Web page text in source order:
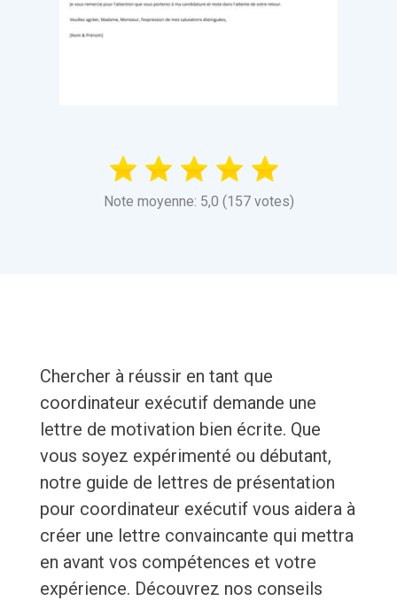
Note moyenne: 5,0 (157 votes)
Chercher à réussir en tant que
coordinateur exécutif demande une
lettre de motivation bien écrite. Que
vous soyez expérimenté ou débutant,
notre guide de lettres de présentation
pour coordinateur exécutif vous aidera à
créer une lettre convaincante qui mettra
en avant vos compétences et votre
expérience. Découvrez nos conseils